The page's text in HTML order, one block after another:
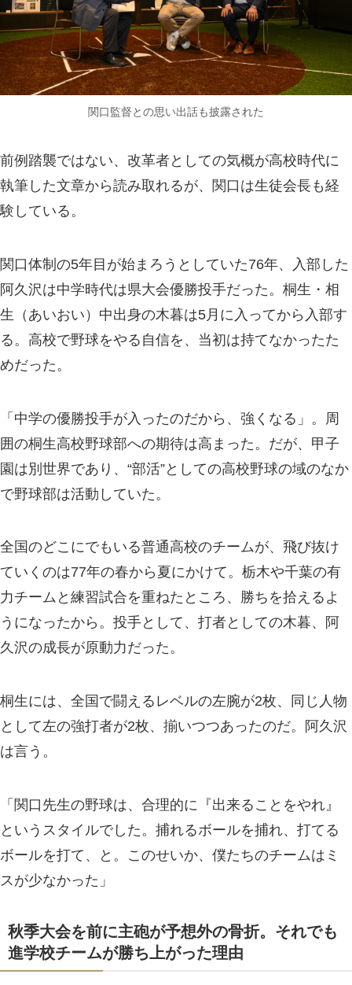
関口監督との思い出話も披露された
前例踏襲ではない、改革者としての気概が高校時代に
執筆した文章から読み取れるが、関口は生徒会長も経
験している。
関口体制の5年目が始まろうとしていた76年、入部した
阿久沢は中学時代は県大会優勝投手だった。桐生・相
生（あいおい）中出身の木暮は5月に入ってから入部す
る。高校で野球をやる自信を、当初は持てなかったた
めだった。
「中学の優勝投手が入ったのだから、強くなる」。周
囲の桐生高校野球部への期待は高まった。だが、甲子
園は別世界であり、“部活”としての高校野球の域のなか
で野球部は活動していた。
全国のどこにでもいる普通高校のチームが、飛び抜け
ていくのは77年の春から夏にかけて。栃木や千葉の有
力チームと練習試合を重ねたところ、勝ちを拾えるよ
うになったから。投手として、打者としての木暮、阿
久沢の成長が原動力だった。
桐生には、全国で闘えるレベルの左腕が2枚、同じ人物
として左の強打者が2枚、揃いつつあったのだ。阿久沢
は言う。
「関口先生の野球は、合理的に『出来ることをやれ』
というスタイルでした。捕れるボールを捕れ、打てる
ボールを打て、と。このせいか、僕たちのチームはミ
スが少なかった」
秋季大会を前に主砲が予想外の骨折。それでも
進学校チームが勝ち上がった理由